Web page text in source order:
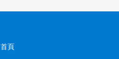
首頁